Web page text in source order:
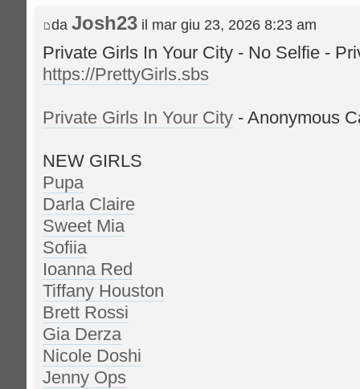
da Josh23 il mar giu 23, 2026 8:23 am
Private Girls In Your City - No Selfie -
https://PrettyGirls.sbs
Private Girls In Your City - Anonymous
NEW GIRLS
Pupa
Darla Claire
Sweet Mia
Sofiia
Ioanna Red
Tiffany Houston
Brett Rossi
Gia Derza
Nicole Doshi
Jenny Ops